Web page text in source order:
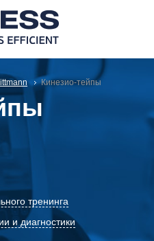
Кинезио-тейпы
тренинга
и диагностики